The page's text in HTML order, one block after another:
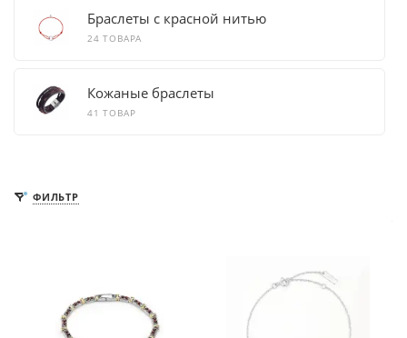
Браслеты с красной нитью
24 ТОВАРА
Кожаные браслеты
41 ТОВАР
ФИЛЬТР